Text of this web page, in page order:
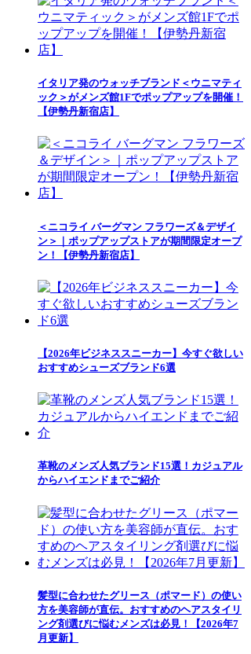
イタリア発のウォッチブランド＜ウニマティ
ック＞がメンズ館1Fでポップアップを開催！
【伊勢丹新宿店】
＜ニコライ バーグマン フラワーズ＆デザイ
ン＞｜ポップアップストアが期間限定オープ
ン！【伊勢丹新宿店】
【2026年ビジネススニーカー】今すぐ欲しい
おすすめシューズブランド6選
革靴のメンズ人気ブランド15選！カジュアル
からハイエンドまでご紹介
髪型に合わせたグリース（ポマード）の使い
方を美容師が直伝。おすすめのヘアスタイリ
ング剤選びに悩むメンズは必見！【2026年7
月更新】